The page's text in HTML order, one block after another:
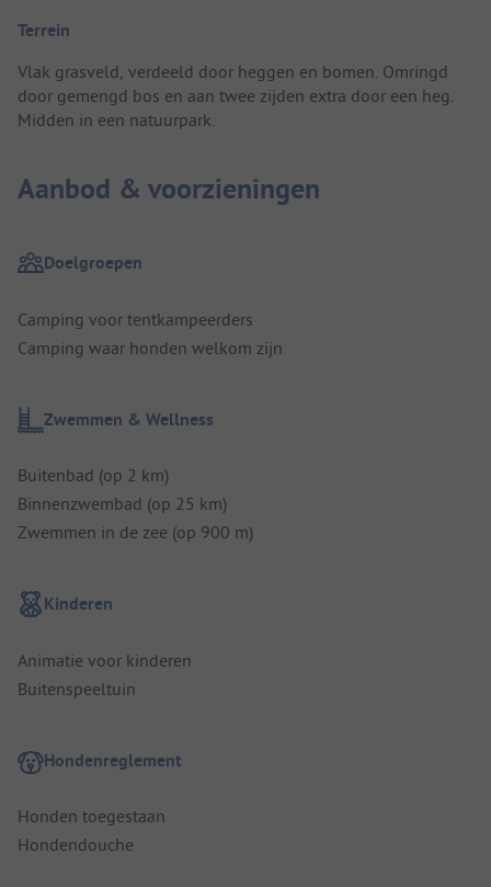
Terrein
Vlak grasveld, verdeeld door heggen en bomen. Omringd
door gemengd bos en aan twee zijden extra door een heg.
Midden in een natuurpark.
Aanbod & voorzieningen
Doelgroepen
Camping voor tentkampeerders
Camping waar honden welkom zijn
Zwemmen & Wellness
Buitenbad (op 2 km)
Binnenzwembad (op 25 km)
Zwemmen in de zee (op 900 m)
Kinderen
Animatie voor kinderen
Buitenspeeltuin
Hondenreglement
Honden toegestaan
Hondendouche